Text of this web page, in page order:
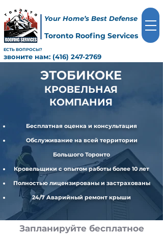
Toronto Roofing Services
звоните нам: (416) 247-2769
ЕСТЬ ВОПРОСЫ?
Your Home’s Best Defense
ЭТОБИКОКЕ
КРОВЕЛЬНАЯ
КОМПАНИЯ
Бесплатная оценка и консультация
Обслуживание на всей территории
Большого Торонто
Кровельщики с опытом работы более 10 лет
Полностью лицензированы и застрахованы
24/7 Аварийный ремонт крыши
Запланируйте бесплатное